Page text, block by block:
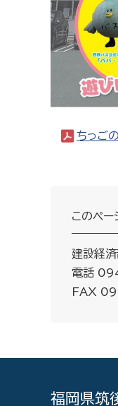
ちっご
このペー
建設経
電話
FAX
福岡県筑